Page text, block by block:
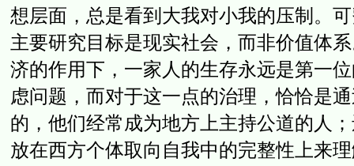
想层面，总是看到大我对小我的压制。
主要研究目标是现实社会，而非价值体
济的作用下，一家人的生存永远是第一
虑问题，而对于这一点的治理，恰恰是
的，他们经常成为地方上主持公道的人
放在西方个体取向自我中的完整性上来